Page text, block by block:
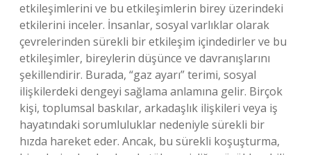
etkileşimlerini ve bu etkileşimlerin birey üzerindeki
etkilerini inceler. İnsanlar, sosyal varlıklar olarak
çevrelerinden sürekli bir etkileşim içindedirler ve bu
etkileşimler, bireylerin düşünce ve davranışlarını
şekillendirir. Burada, “gaz ayarı” terimi, sosyal
ilişkilerdeki dengeyi sağlama anlamına gelir. Birçok
kişi, toplumsal baskılar, arkadaşlık ilişkileri veya iş
hayatındaki sorumluluklar nedeniyle sürekli bir
hızda hareket eder. Ancak, bu sürekli koşuşturma,